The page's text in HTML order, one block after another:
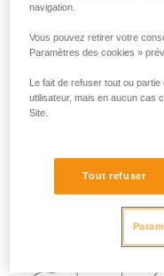
navigation.
Vous pouvez retirer votre
Paramètres des cookies »
Le fait de refuser tout ou
utilisateur, mais en aucun cas
Site.
Tout refuser